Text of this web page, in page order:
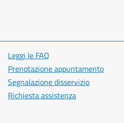
Leggi le FAQ
Prenotazione appuntamento
Segnalazione disservizio
Richiesta assistenza